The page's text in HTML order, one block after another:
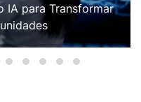
IA para Transformar